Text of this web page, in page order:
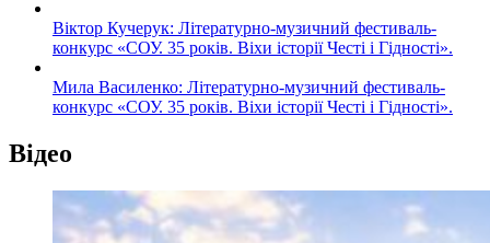
Віктор Кучерук: Літературно-музичний фестиваль-
конкурс «СОУ. 35 років. Віхи історії Честі і Гідності».
Мила Василенко: Літературно-музичний фестиваль-
конкурс «СОУ. 35 років. Віхи історії Честі і Гідності».
Відео